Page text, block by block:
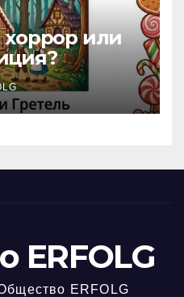
или
ERFOLG
ERFOLG